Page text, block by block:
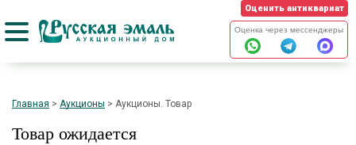
Оценить антиквариат
Оценка через мессенджеры
Главная > Аукционы > Аукционы. Товар
Товар ожидается